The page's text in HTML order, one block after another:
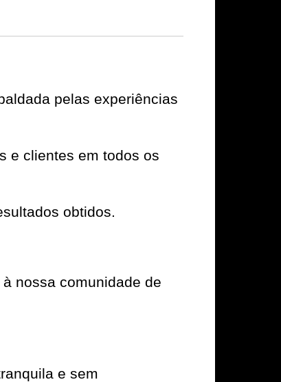
pelas experiências
e clientes em todos os
obtidos.
nossa comunidade de
e sem